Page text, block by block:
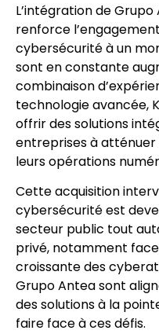
L’intégration de
renforce
cybersécurité à un
sont en constante
combinaison
technologie avancée,
offrir des solutions
entreprises à atténuer
leurs opérations
Cette acquisition
cybersécurité est
secteur public tout
privé, notamment
croissante des
Grupo Antea sont
des solutions à la
faire face à ces défis.